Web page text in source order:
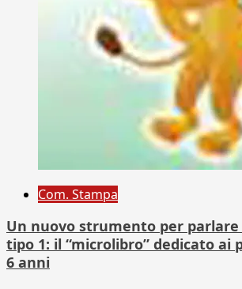
Com. Stampa
Un nuovo strumento per
tipo 1: il “microlibro” dedicato ai
6 anni